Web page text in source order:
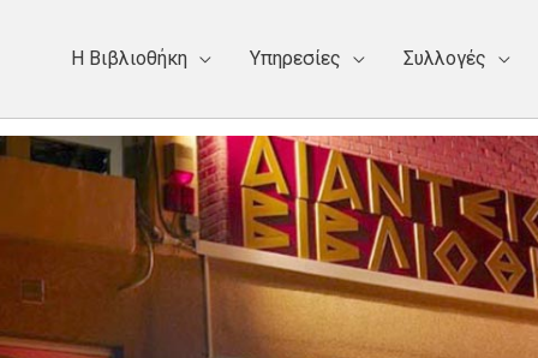
Η Bιβλιοθήκη Υπηρεσίες Συλλογές